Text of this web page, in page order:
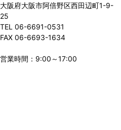
大阪府大阪市阿倍野区西田辺町1-9-
25
TEL 06-6691-0531
FAX 06-6693-1634
営業時間：9:00～17:00